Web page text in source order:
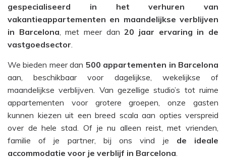
gespecialiseerd in het verhuren van
vakantieappartementen en maandelijkse verblijven
in Barcelona, met meer dan20 jaar ervaring in de
vastgoedsector.
We bieden meer dan 500 appartementen in Barcelona
aan, beschikbaar voor dagelijkse, wekelijkse of
maandelijkse verblijven. Van gezellige studio’s tot ruime
appartementen voor grotere groepen, onze gasten
kunnen kiezen uit een breed scala aan opties verspreid
over de hele stad. Of je nu alleen reist, met vrienden,
familie of je partner, bij ons vind je de ideale
accommodatie voor je verblijf in Barcelona.